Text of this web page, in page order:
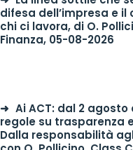
difesa dell’impresa e il
chi ci lavora, di O.
Finanza, 05-08-2026
Ai ACT: dal 2
regole su trasparenza
Dalla responsabilità